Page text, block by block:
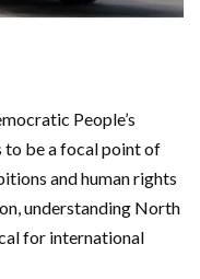
People’s
to be a focal point of
and human rights
understanding North
for international